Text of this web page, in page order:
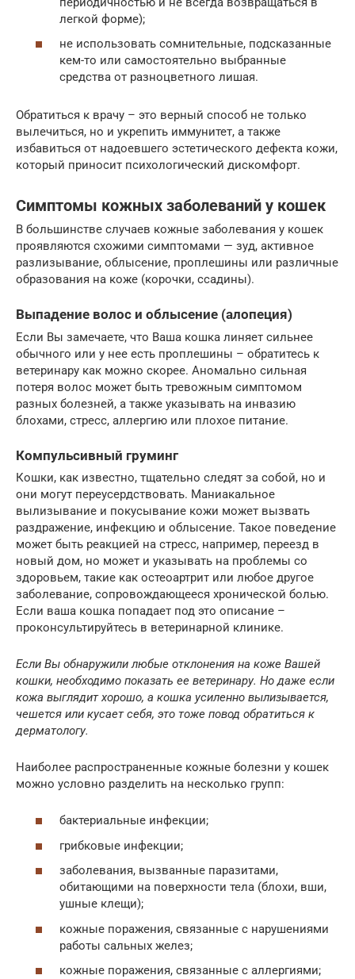
легкой форме);
не использовать сомнительные, подсказанные
кем-то или самостоятельно выбранные
средства от разноцветного лишая.
Обратиться к врачу – это верный способ не только
вылечиться, но и укрепить иммунитет, а также
избавиться от надоевшего эстетического дефекта кожи,
который приносит психологический дискомфорт.
Симптомы кожных заболеваний у кошек
В большинстве случаев кожные заболевания у кошек
проявляются схожими симптомами — зуд, активное
разлизывание, облысение, проплешины или различные
образования на коже (корочки, ссадины).
Выпадение волос и облысение (алопеция)
Если Вы замечаете, что Ваша кошка линяет сильнее
обычного или у нее есть проплешины – обратитесь к
ветеринару как можно скорее. Аномально сильная
потеря волос может быть тревожным симптомом
разных болезней, а также указывать на инвазию
блохами, стресс, аллергию или плохое питание.
Компульсивный груминг
Кошки, как известно, тщательно следят за собой, но и
они могут переусердствовать. Маниакальное
вылизывание и покусывание кожи может вызвать
раздражение, инфекцию и облысение. Такое поведение
может быть реакцией на стресс, например, переезд в
новый дом, но может и указывать на проблемы со
здоровьем, такие как остеоартрит или любое другое
заболевание, сопровождающееся хронической болью.
Если ваша кошка попадает под это описание –
проконсультируйтесь в ветеринарной клинике.
Если Вы обнаружили любые отклонения на коже Вашей
кошки, необходимо показать ее ветеринару. Но даже если
кожа выглядит хорошо, а кошка усиленно вылизывается,
чешется или кусает себя, это тоже повод обратиться к
дерматологу.
Наиболее распространенные кожные болезни у кошек
можно условно разделить на несколько групп:
бактериальные инфекции;
грибковые инфекции;
заболевания, вызванные паразитами,
обитающими на поверхности тела (блохи, вши,
ушные клещи);
кожные поражения, связанные с нарушениями
работы сальных желез;
кожные поражения, связанные с аллергиями;